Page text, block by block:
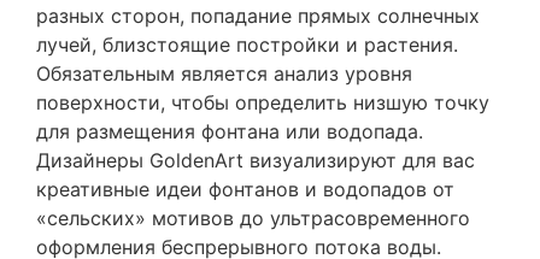
разных сторон, попадание прямых солнечных
лучей, близстоящие постройки и растения.
Обязательным является анализ уровня
поверхности, чтобы определить низшую точку
для размещения фонтана или водопада.
Дизайнеры GoldenArt визуализируют для вас
креативные идеи фонтанов и водопадов от
«сельских» мотивов до ультрасовременного
оформления беспрерывного потока воды.